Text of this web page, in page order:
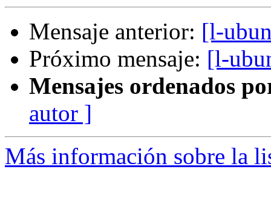
Mensaje anterior: [l-
Próximo mensaje: [l-
Mensajes ordenados
autor ]
Más información sobre la